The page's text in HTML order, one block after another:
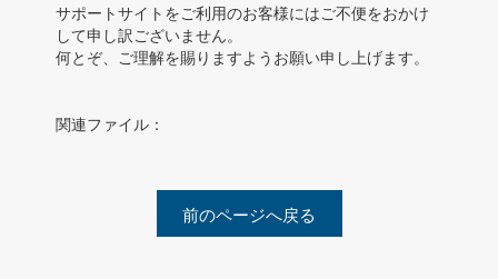
サポートサイトをご利用のお客様にはご不便をおかけ
して申し訳ございません。
何とぞ、ご理解を賜りますようお願い申し上げます。
関連ファイル：
前のページへ戻る